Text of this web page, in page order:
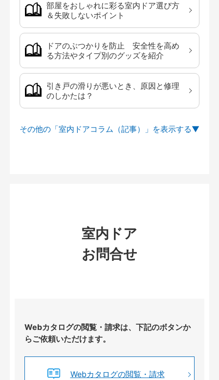
部屋をおしゃれに彩る室内ドア選び方
＆失敗しないポイント
ドアのぶつかりを防止 安全性を高め
る方法やタイプ別のグッズを紹介
引き戸の滑りが悪いとき、原因と修理
のしかたは？
その他の「室内ドアコラム（記事）」を
室内ドア
お問合せ
Webカタログの閲覧・請求は、下記のボタンか
らご依頼いただけます。
Webカタログの閲覧・請求